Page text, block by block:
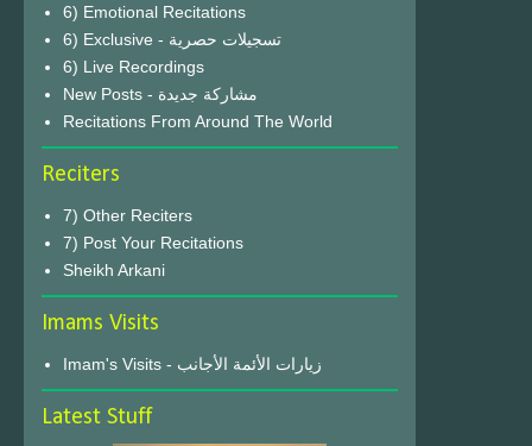
6) Emotional Recitations
6) Exclusive - تسجيلات حصرية
6) Live Recordings
New Posts - مشاركة جديدة
Recitations From Around The World
Reciters
7) Other Reciters
7) Post Your Recitations
Sheikh Arkani
Imams Visits
Imam's Visits - زيارات الأئمة الأجانب
Latest Stuff